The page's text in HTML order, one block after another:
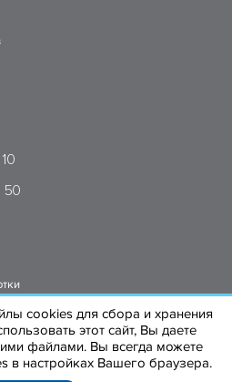
50
cookies для сбора и хранения
этот сайт, Вы даете
файлами. Вы всегда можете
в настройках Вашего браузера.